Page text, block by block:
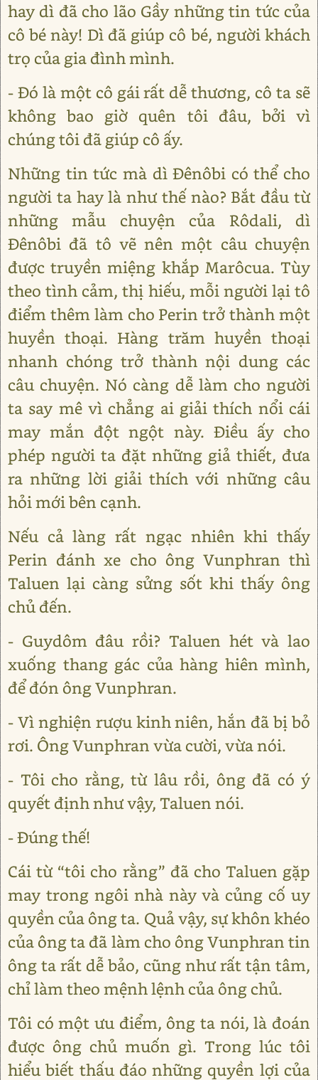
hay dì đã cho lão Gầy những tin tức của
cô bé này! Dì đã giúp cô bé, người khách
trọ của gia đình mình.
- Đó là một cô gái rất dễ thương, cô ta sẽ
không bao giờ quên tôi đâu, bởi vì
chúng tôi đã giúp cô ấy.
Những tin tức mà dì Đênôbi có thể cho
người ta hay là như thế nào? Bắt đầu từ
những mẫu chuyện của Rôdali, dì
Đênôbi đã tô vẽ nên một câu chuyện
được truyền miệng khắp Marôcua. Tùy
theo tình cảm, thị hiếu, mỗi người lại tô
điểm thêm làm cho Perin trở thành một
huyền thoại. Hàng trăm huyền thoại
nhanh chóng trở thành nội dung các
câu chuyện. Nó càng dễ làm cho người
ta say mê vì chẳng ai giải thích nổi cái
may mắn đột ngột này. Điều ấy cho
phép người ta đặt những giả thiết, đưa
ra những lời giải thích với những câu
hỏi mới bên cạnh.
Nếu cả làng rất ngạc nhiên khi thấy
Perin đánh xe cho ông Vunphran thì
Taluen lại càng sửng sốt khi thấy ông
chủ đến.
- Guydôm đâu rồi? Taluen hét và lao
xuống thang gác của hàng hiên mình,
để đón ông Vunphran.
- Vì nghiện rượu kinh niên, hắn đã bị bỏ
rơi. Ông Vunphran vừa cười, vừa nói.
- Tôi cho rằng, từ lâu rồi, ông đã có ý
quyết định như vậy, Taluen nói.
- Đúng thế!
Cái từ “tôi cho rằng” đã cho Taluen gặp
may trong ngôi nhà này và củng cố uy
quyền của ông ta. Quả vậy, sự khôn khéo
của ông ta đã làm cho ông Vunphran tin
ông ta rất dễ bảo, cũng như rất tận tâm,
chỉ làm theo mệnh lệnh của ông chủ.
Tôi có một ưu điểm, ông ta nói, là đoán
được ông chủ muốn gì. Trong lúc tôi
hiểu biết thấu đáo những quyền lợi của